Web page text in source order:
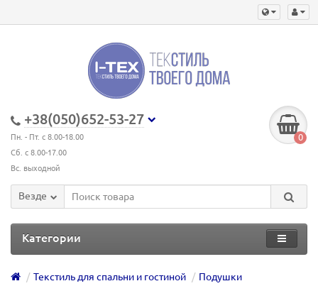
+38(050)652-53-27
Пн. - Пт. с 8.00-18.00
Сб. с 8.00-17.00
Вс. выходной
0
Везде
Категории
Текстиль для спальни и гостиной
Подушки